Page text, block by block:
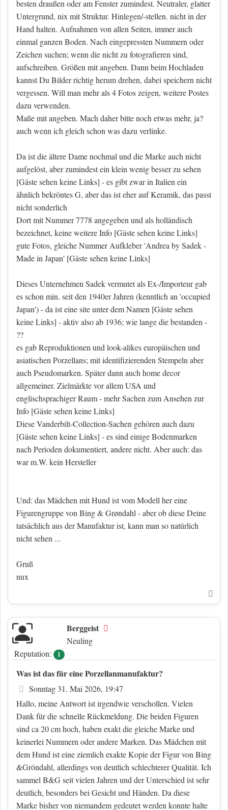
besten draußen oder am Fenster zumindest. Neutraler, glatter
Untergrund, nix mit Struktur. Hinlegen/-stellen. nicht in der
Hand halten. Aufnahmen von allen Seiten, immer auch
einmal ganzen Boden. Nach eingepressten Nummern oder
Zeichen suchen; wenn die nicht zu fotografieren sind,
aufschreiben. Größen mit angeben. Dann beim Hochladen
kannst Du Bilder richtig herum drehen, dabei speichern nicht
vergessen. Will man mehr als 4 Fotos zeigen, weitere Postes
dazu verwenden.
Maße mit angeben. Mach daher bitte noch etwas mehr, ja?
auch wenn ich gleich schon was dazu verlinke.
Da ist die ältere Dame nochmal und die Marke auch nicht
aufgelöst, aber zumindest ein klein wenig besser zu sehen
[Gäste sehen keine Links] - es gibt zwar in Italien ein
ähnlich bekröntes G, aber das ist eher auf Keramik, das passt
nicht sonderlich
Dort mit Nummer 7778 angegeben und als holländisch
bezeichnet, keine weitere Info [Gäste sehen keine Links]
gute Fotos, gleiche Nummer Aufkleber 'Andrea by Sadek -
Made in Japan' [Gäste sehen keine Links]
Dieses Unternehmen Sadek vermutet als Ex-/Importeur gab
es schon min. seit den 1940er Jahren (kenntlich an 'occupied
Japan') - da ist eine site unter dem Namen [Gäste sehen
keine Links] - aktiv also ab 1936; wie lange die bestanden -
??
es gab Reproduktionen und look-alikes europäischen und
asiatischen Porzellans; mit identifizierenden Stempeln aber
auch Pseudomarken. Später dann auch home decor
allgemeiner. Zielmärkte vor allem USA und
englischsprachiger Raum - mehr Sachen zum Ansehen zur
Info [Gäste sehen keine Links]
Diese Vanderbilt-Collection-Sachen gehören auch dazu
[Gäste sehen keine Links] - es sind einige Bodenmarken
nach Perioden dokumentiert, andere nicht. Aber auch: das
war m.W. kein Hersteller
Und: das Mädchen mit Hund ist vom Modell her eine
Figurengruppe von Bing & Grøndahl - aber ob diese Deine
tatsächlich aus der Manufaktur ist, kann man so natürlich
nicht sehen ...
Gruß
nux
Berggeist
Neuling
Reputation:
1
Was ist das für eine Porzellanmanufaktur?
Beitrag
Sonntag 31. Mai 2026, 19:47
Hallo, meine Antwort ist irgendwie verschollen. Vielen
Dank für die schnelle Rückmeldung. Die beiden Figuren
sind ca 20 cm hoch, haben exakt die gleiche Marke und
keinerlei Nummern oder andere Marken. Das Mädchen mit
dem Hund ist eine ziemlich exakte Kopie der Figur von Bing
&Gröndahl, allerdings von deutlich schlechterer Qualität. Ich
sammel B&G seit vielen Jahren und der Unterschied ist sehr
deutlich, besonders bei Gesicht und Händen. Da diese
Marke bisher von niemandem gedeutet werden konnte halte